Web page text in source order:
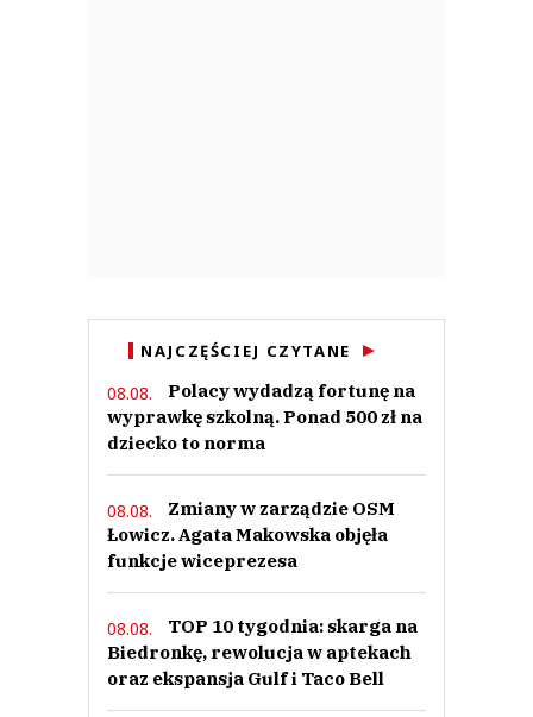
NAJCZĘŚCIEJ CZYTANE
08.08.
Polacy wydadzą fortunę na
wyprawkę szkolną. Ponad 500 zł na
dziecko to norma
08.08.
Zmiany w zarządzie OSM
Łowicz. Agata Makowska objęła
funkcje wiceprezesa
08.08.
TOP 10 tygodnia: skarga na
Biedronkę, rewolucja w aptekach
oraz ekspansja Gulf i Taco Bell